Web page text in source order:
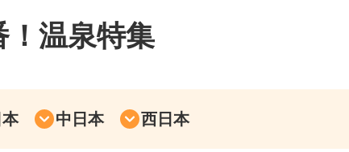
温泉特集
中日本 西日本